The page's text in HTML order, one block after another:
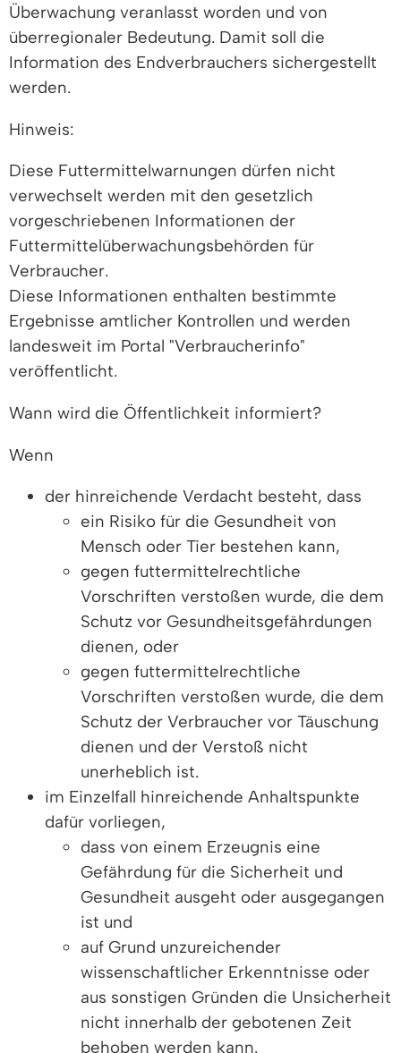
Überwachung veranlasst worden und von
überregionaler Bedeutung. Damit soll die
Information des Endverbrauchers sichergestellt
werden.
Hinweis:
Diese Futtermittelwarnungen dürfen nicht
verwechselt werden mit den gesetzlich
vorgeschriebenen Informationen der
Futtermittelüberwachungsbehörden für
Verbraucher.
Diese Informationen enthalten bestimmte
Ergebnisse amtlicher Kontrollen und werden
landesweit im Portal "Verbraucherinfo"
veröffentlicht.
Wann wird die Öffentlichkeit informiert?
Wenn
der hinreichende Verdacht besteht, dass
ein Risiko für die Gesundheit von
Mensch oder Tier bestehen kann,
gegen futtermittelrechtliche
Vorschriften verstoßen wurde, die dem
Schutz vor Gesundheitsgefährdungen
dienen, oder
gegen futtermittelrechtliche
Vorschriften verstoßen wurde, die dem
Schutz der Verbraucher vor Täuschung
dienen und der Verstoß nicht
unerheblich ist.
im Einzelfall hinreichende Anhaltspunkte
dafür vorliegen,
dass von einem Erzeugnis eine
Gefährdung für die Sicherheit und
Gesundheit ausgeht oder ausgegangen
ist und
auf Grund unzureichender
wissenschaftlicher Erkenntnisse oder
aus sonstigen Gründen die Unsicherheit
nicht innerhalb der gebotenen Zeit
behoben werden kann.